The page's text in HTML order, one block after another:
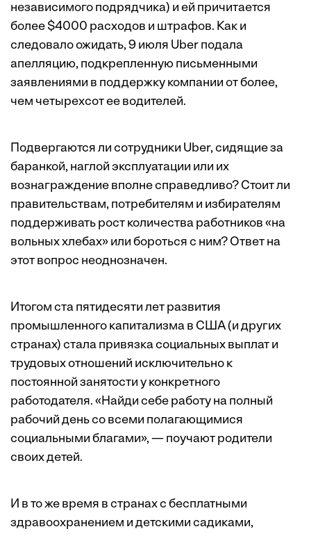
независимого подрядчика) и ей причитается
более $4000 расходов и штрафов. Как и
следовало ожидать, 9 июля Uber подала
апелляцию, подкрепленную письменными
заявлениями в поддержку компании от более,
чем четырехсот ее водителей.
Подвергаются ли сотрудники Uber, сидящие за
баранкой, наглой эксплуатации или их
вознаграждение вполне справедливо? Стоит ли
правительствам, потребителям и избирателям
поддерживать рост количества работников «на
вольных хлебах» или бороться с ним? Ответ на
этот вопрос неоднозначен.
Итогом ста пятидесяти лет развития
промышленного капитализма в США (и других
странах) стала привязка социальных выплат и
трудовых отношений исключительно к
постоянной занятости у конкретного
работодателя. «Найди себе работу на полный
рабочий день со всеми полагающимися
социальными благами», — поучают родители
своих детей.
И в то же время в странах с бесплатными
здравоохранением и детскими садиками,